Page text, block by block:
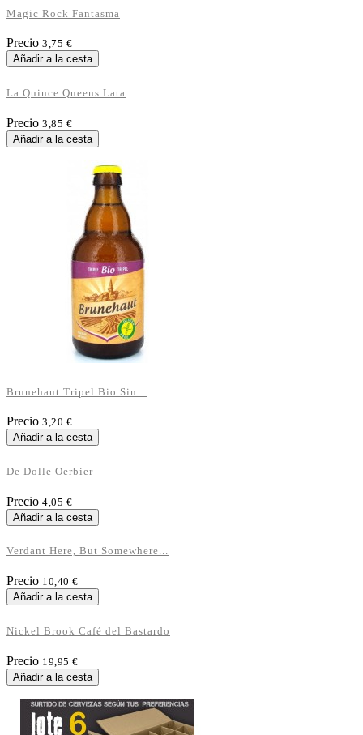
Magic Rock Fantasma
Precio 3,75 €
Añadir a la cesta
La Quince Queens Lata
Precio 3,85 €
Añadir a la cesta
Brunehaut Tripel Bio Sin...
Precio 3,20 €
Añadir a la cesta
De Dolle Oerbier
Precio 4,05 €
Añadir a la cesta
Verdant Here, But Somewhere...
Precio 10,40 €
Añadir a la cesta
Nickel Brook Café del Bastardo
Precio 19,95 €
Añadir a la cesta